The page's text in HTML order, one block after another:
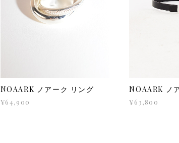
NOAARK ノアーク リング
¥64,900
NOAARK ノ
¥63,800